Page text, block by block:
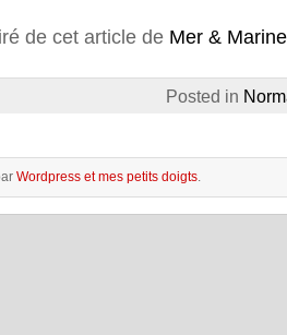
de cet article de Mer & Marine
Posted in
Wordpress et mes petits doigts.